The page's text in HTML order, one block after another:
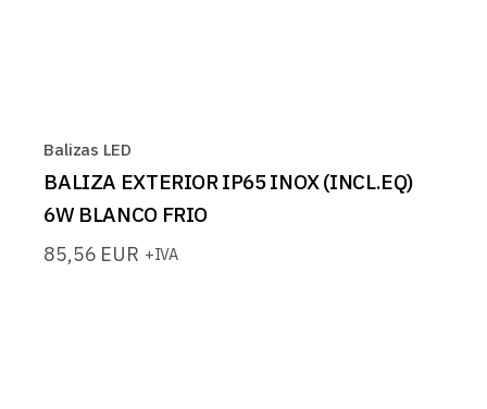
Balizas LED
BALIZA EXTERIOR IP65 INOX (INCL.EQ)
6W BLANCO FRIO
85,56 EUR +IVA